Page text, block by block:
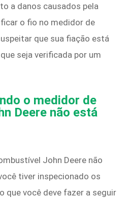
a danos causados ​​pela
o fio no medidor de
que sua fiação está
seja verificada por um
o medidor de
Deere não está
John Deere não
tiver inspecionado os
que você deve fazer a seguir